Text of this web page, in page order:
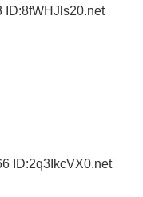
ID:8fWHJls20.net
ID:2q3IkcVX0.net